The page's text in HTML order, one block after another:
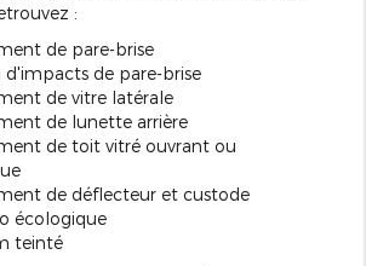
:
de pare-brise
d'impacts de pare-brise
de vitre latérale
de lunette arrière
de toit vitré ouvrant ou
de déflecteur et custode
écologique
teinté